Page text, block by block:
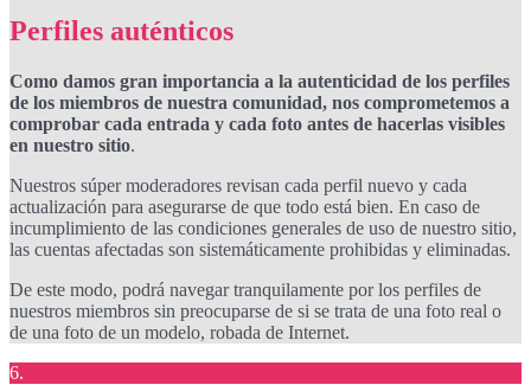
Perfiles auténticos
Como damos gran importancia a la autenticidad de los perfiles
de los miembros de nuestra comunidad, nos comprometemos a
comprobar cada entrada y cada foto antes de hacerlas visibles
en nuestro sitio.
Nuestros súper moderadores revisan cada perfil nuevo y cada
actualización para asegurarse de que todo está bien. En caso de
incumplimiento de las condiciones generales de uso de nuestro sitio,
las cuentas afectadas son sistemáticamente prohibidas y eliminadas.
De este modo, podrá navegar tranquilamente por los perfiles de
nuestros miembros sin preocuparse de si se trata de una foto real o
de una foto de un modelo, robada de Internet.
6.